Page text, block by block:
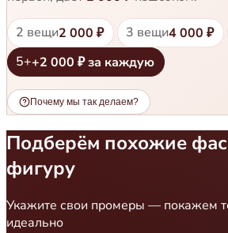
2 вещи2 000 ₽ 3 вещи4 000 ₽
5++2 000 ₽ за каждую
Почему мы так делаем?
Подберём похожие
фигуру
Укажите свои промеры — покажем
идеально